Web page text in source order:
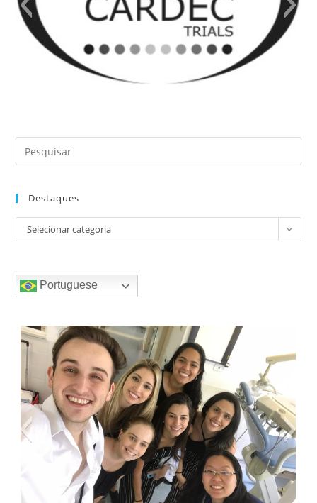
Destaques
Destaques
Selecionar categoria
Portuguese